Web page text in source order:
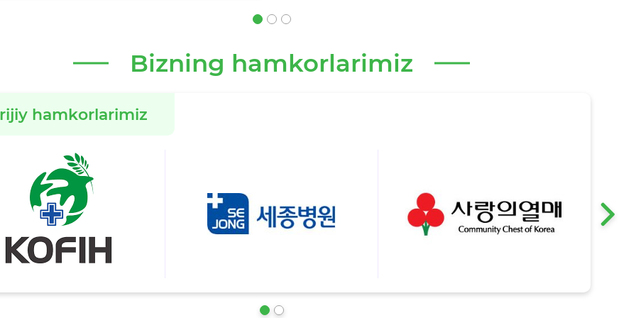
Bizning hamkorlarimiz
hamkorlarimiz
›